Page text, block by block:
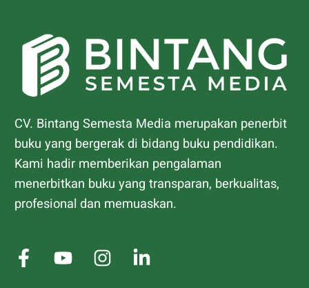
CV. Bintang Semesta Media merupakan penerbit
buku yang bergerak di bidang buku pendidikan.
Kami hadir memberikan pengalaman
menerbitkan buku yang transparan, berkualitas,
profesional dan memuaskan.